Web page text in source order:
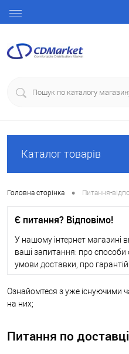
Каталог товарів
Головна сторінка • Питання-
Є питання? Відповімо!
У нашому інтернет магазині
ваші запитання: про
умови доставки, про
Ознайомтеся з уже існуючими
на них;
Питання по доставці